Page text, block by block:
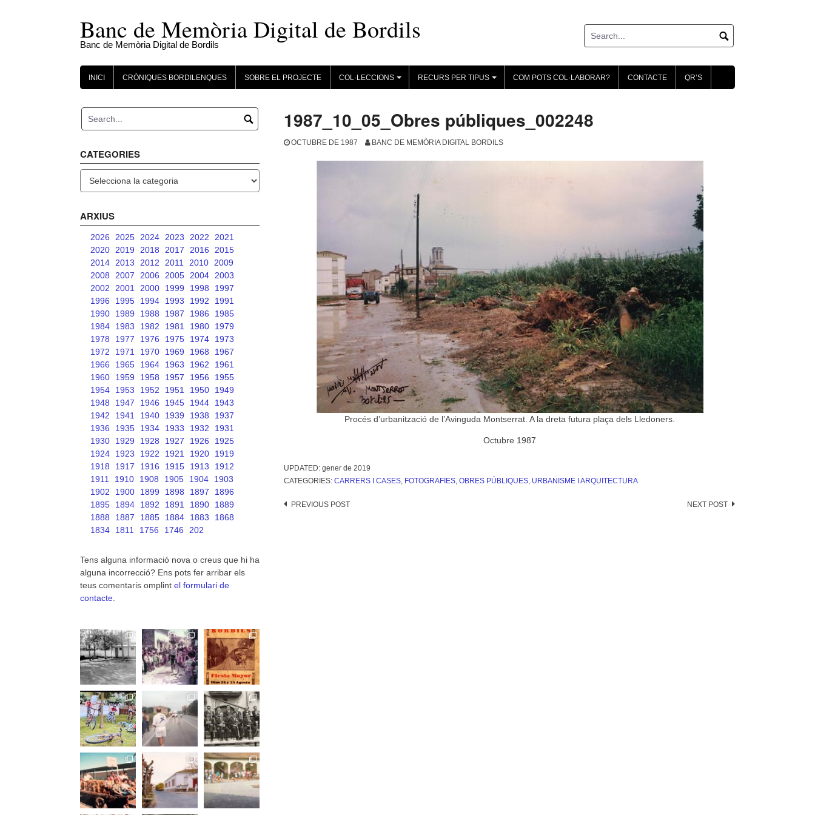
Banc de Memòria Digital de Bordils
Banc de Memòria Digital de Bordils
INICI CRÒNIQUES BORDILENQUES SOBRE EL PROJECTE
+
COL·LECCIONS
+
RECURS PER TIPUS COM POTS COL·LABORAR? CONTACTE QR’S
1987_10_05_Obres públiques_002248
OCTUBRE DE 1987 BANC DE MEMÒRIA DIGITAL BORDILS
Procés d’urbanització de l’Avinguda Montserrat. A la dreta futura plaça dels Lledoners.
Octubre 1987
UPDATED: gener de 2019
CATEGORIES: CARRERS I CASES, FOTOGRAFIES, OBRES PÚBLIQUES, URBANISME I ARQUITECTURA
Post
PREVIOUS POST NEXT POST
CATEGORIES
ARXIUS
2026 2025 2024 2023 2022
2021
2020
2019 2018 2017 2016
2015
2014
2013 2012 2011 2010
2009
2008
2007 2006 2005 2004
2003
2002
2001 2000 1999 1998
1997
1996
1995 1994 1993 1992
1991
1990
1989 1988 1987 1986
1985
1984
1983 1982 1981 1980
1979
1978
1977 1976 1975 1974
1973
1972
1971 1970 1969 1968
1967
1966
1965 1964 1963 1962
1961
1960
1959 1958 1957 1956
1955
1954
1953 1952 1951 1950
1949
1948
1947 1946 1945 1944
1943
1942
1941 1940 1939 1938
1937
1936
1935 1934 1933 1932
1931
1930
1929 1928 1927 1926
1925
1924
1923 1922 1921 1920
1919
1918
1917 1916 1915 1913
1912
1911
1910 1908 1905 1904
1903
1902
1900 1899 1898 1897
1896
1895
1894 1892 1891 1890
1889
1888
1887 1885 1884 1883
1868
1834
1811 1756 1746 202
Tens alguna informació nova o creus que hi ha
alguna incorrecció? Ens pots fer arribar els
teus comentaris omplint el formulari de
contacte